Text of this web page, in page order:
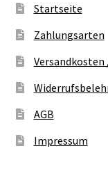
Startseite
Zahlungsarten
AGB
Impressum